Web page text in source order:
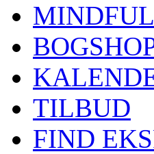
TILBUD
FIND